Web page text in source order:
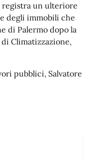
registra un ulteriore
degli immobili che
di Palermo dopo la
Climatizzazione,
pubblici, Salvatore